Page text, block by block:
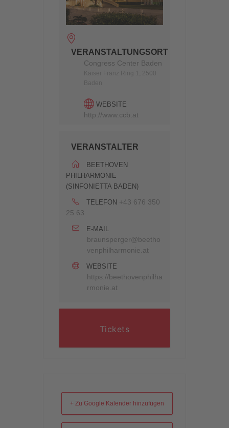
VERANSTALTUNGSORT
Congress Center Baden
WEBSITE
http://www.ccb.at
VERANSTALTER
BEETHOVEN
PHILHARMONIE
(SINFONIETTA BADEN)
TELEFON +43 676 350
25 63
E-MAIL
braunsperger@beetho
venphilharmonie.at
WEBSITE
https://beethovenphilha
rmonie.at
Tickets
+ Zu Google Kalender hinzufügen